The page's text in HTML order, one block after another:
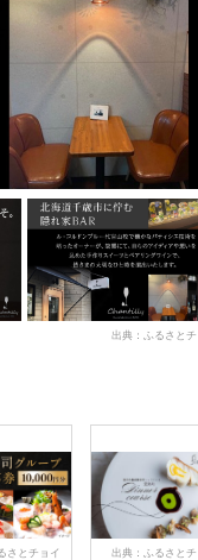
出典：ふるさとチ
さとチョイ
出典：ふるさとチ